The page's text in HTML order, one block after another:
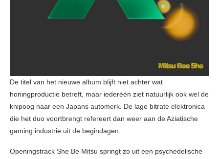
De titel van het nieuwe album blijft niet achter wat
honingproductie betreft, maar iederéén ziet natuurlijk ook wel de
knipoog naar een Japans automerk. De lage bitrate elektronica
die het duo voortbrengt refereert dan weer aan de Aziatische
gaming industrie uit de begindagen.
Openingstrack She Be Mitsu springt zo uit een psychedelische